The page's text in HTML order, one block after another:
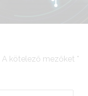
A kötelező mezőket *